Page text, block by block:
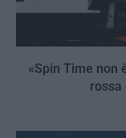
«Spin Time non
rossa